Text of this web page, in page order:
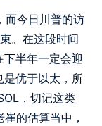
而今日川普的访
。在这段时间
半年一定会迎
是优于以太，所
，切记这类
的估算当中，